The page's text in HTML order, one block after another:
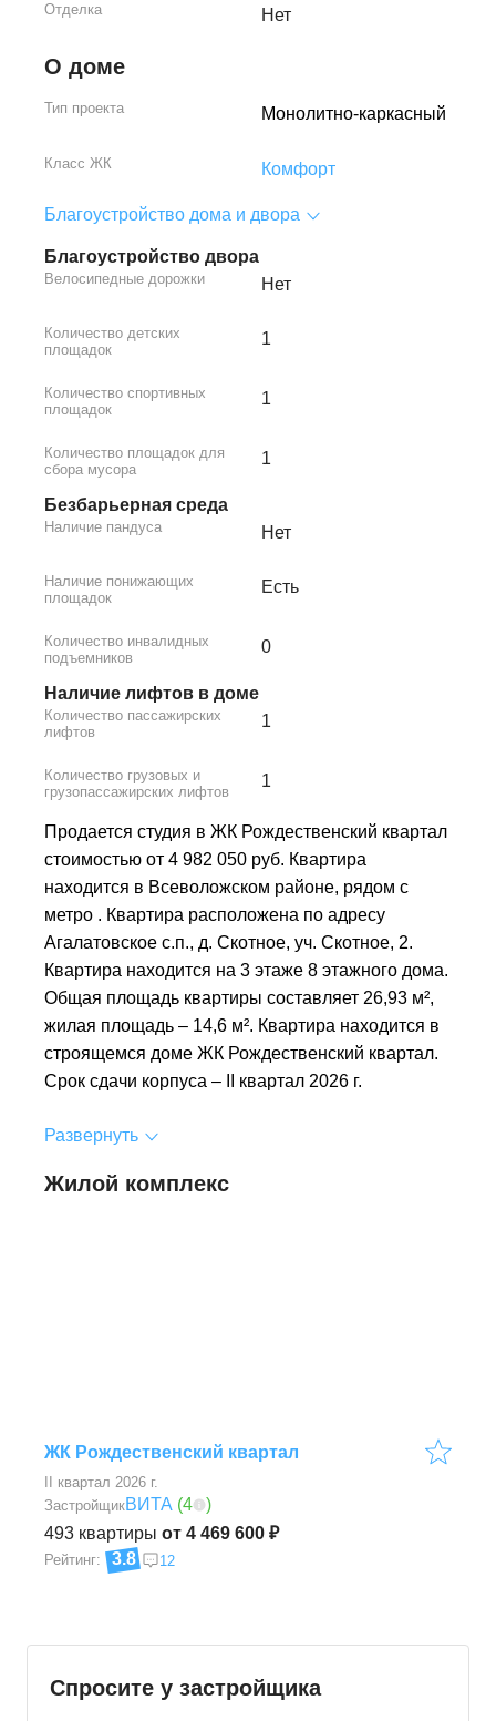
Отделка Нет
О доме
Тип проекта Монолитно-каркасный
Класс ЖК Комфорт
Благоустройство дома и двора
Благоустройство двора
Велосипедные дорожки Нет
Количество детских
площадок
1
Количество спортивных
площадок
1
Количество площадок для
сбора мусора
1
Безбарьерная среда
Наличие пандуса Нет
Наличие понижающих
площадок
Есть
Количество инвалидных
подъемников
0
Наличие лифтов в доме
Количество пассажирских
лифтов
1
Количество грузовых и
грузопассажирских лифтов
1
Продается студия в ЖК Рождественский квартал
стоимостью от 4 982 050 руб. Квартира
находится в Всеволожском районе, рядом с
метро . Квартира расположена по адресу
Агалатовское с.п., д. Скотное, уч. Скотное, 2.
Квартира находится на 3 этаже 8 этажного дома.
Общая площадь квартиры составляет 26,93 м²,
жилая площадь – 14,6 м². Квартира находится в
строящемся доме ЖК Рождественский квартал.
Срок сдачи корпуса – II квартал 2026 г.
Развернуть
Жилой комплекс
ЖК Рождественский квартал
II квартал 2026 г.
493 квартиры от 4 469 600 ₽
ЗастройщикВИТА (4 )
Рейтинг: 3.8 12
Спросите у застройщика